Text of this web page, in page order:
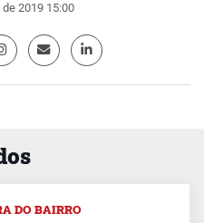
2019 15:00
DO BAIRRO